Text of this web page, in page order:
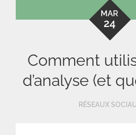
MAR
24
Comment
d’analyse (et
RÉSEAUX